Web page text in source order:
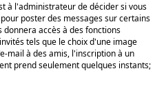
à l'administrateur de décider si vous
poster des messages sur certains
accès à des fonctions
tels que le choix d'une image
mail à des amis, l'inscription à un
prend seulement quelques instants;